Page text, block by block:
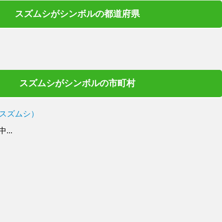
スズムシがシンボルの都道府県
スズムシがシンボルの市町村
ズムシ）
...